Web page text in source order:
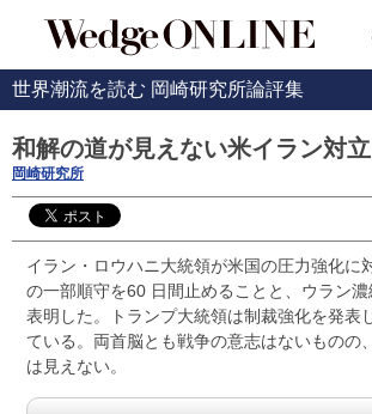
世界潮流を読む 岡崎研究所論評集
和解の道が見えない米イラン対立
岡崎研究所
イラン・ロウハニ大統領が米国の圧力強化に
の一部順守を60 日間止めることと、ウラン
表明した。トランプ大統領は制裁強化を発表
ている。両首脳とも戦争の意志はないものの
は見えない。